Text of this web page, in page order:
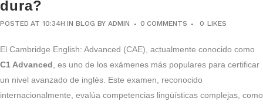
dura?
POSTED AT 10:34H INBLOG BYADMIN 0 COMMENTS 0 LIKES
El Cambridge English: Advanced (CAE), actualmente conocido como
C1 Advanced , es uno de los exámenes más populares para certificar
un nivel avanzado de inglés. Este examen, reconocido
internacionalmente, evalúa competencias lingüísticas complejas, como